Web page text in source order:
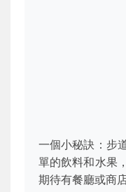
一個小秘訣：步
單的飲料和水果
期待有餐廳或商